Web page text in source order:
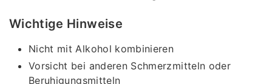
Wichtige Hinweise
Nicht mit Alkohol kombinieren
Vorsicht bei anderen Schmerzmitteln oder
Beruhigungsmitteln